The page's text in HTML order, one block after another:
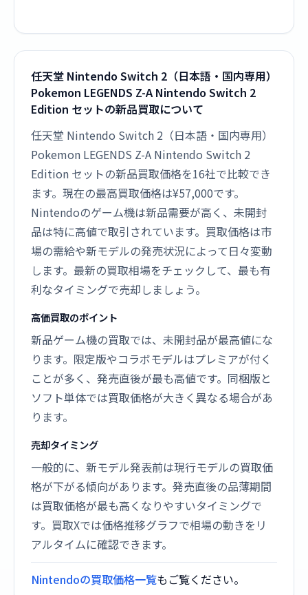
任天堂 Nintendo Switch 2（日本語・国内専用）
Pokemon LEGENDS Z-A Nintendo Switch 2
Edition セットの新品買取について
任天堂 Nintendo Switch 2（日本語・国内専用）
Pokemon LEGENDS Z-A Nintendo Switch 2
Edition セットの新品買取価格を16社で比較でき
ます。現在の最高買取価格は¥57,000です。
Nintendoのゲーム機は新品需要が高く、未開封
品は特に高値で取引されています。買取価格は市
場の需給や新モデルの発売状況によって日々変動
します。最新の買取相場をチェックして、最も有
利なタイミングで売却しましょう。
高価買取のポイント
新品ゲーム機の買取では、未開封品が最高値にな
ります。限定版やコラボモデルはプレミアが付く
ことが多く、発売直後が最も高値です。同梱版と
ソフト単体では買取価格が大きく異なる場合があ
ります。
売却タイミング
一般的に、新モデル発表前は現行モデルの買取価
格が下がる傾向があります。発売直後の品薄期間
は買取価格が最も高くなりやすいタイミングで
す。買取Xでは価格推移グラフで相場の動きをリ
アルタイムに確認できます。
Nintendoの買取価格一覧もご覧ください。